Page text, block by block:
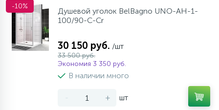
-10%
Душевой уголок BelBagno UNO-AH-1-
100/90-C-Cr
30 150 руб. /шт
33 500 руб.
Экономия 3 350 руб.
В наличии много
- + шт